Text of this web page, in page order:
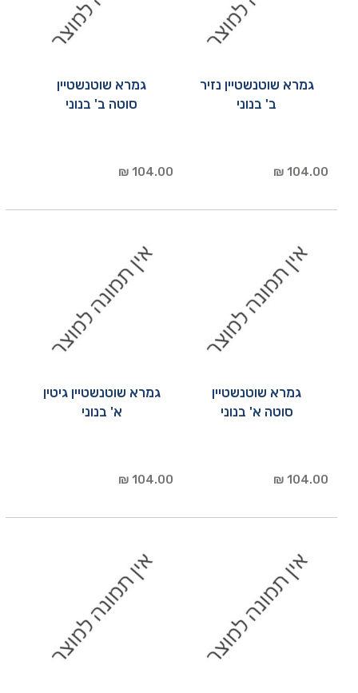
גמרא שוטנשטיין נזיר
ב' בנוני
104.00 ₪
גמרא שוטנשטיין
סוטה ב' בנוני
104.00 ₪
גמרא שוטנשטיין
סוטה א' בנוני
104.00 ₪
גמרא שוטנשטיין גיטין
א' בנוני
104.00 ₪